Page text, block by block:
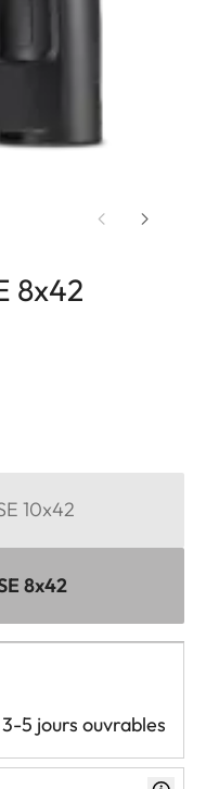
8x42
10x42
8x42
3-5 jours ouvrables